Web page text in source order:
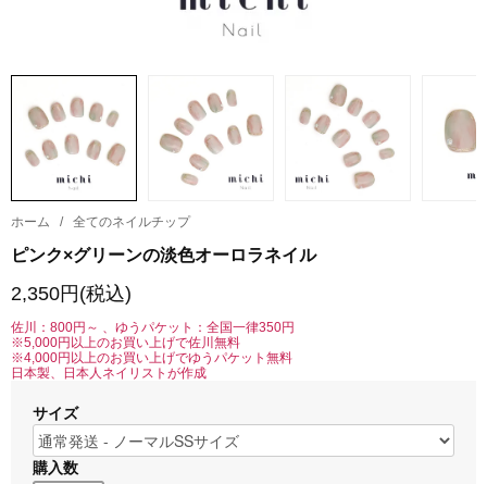
ホーム / 全てのネイルチップ
ピンク×グリーンの淡色オーロラネイル
2,350円(税込)
佐川：800円～ 、ゆうパケット：全国一律350円
※5,000円以上のお買い上げで佐川無料
※4,000円以上のお買い上げでゆうパケット無料
日本製、日本人ネイリストが作成
サイズ
購入数